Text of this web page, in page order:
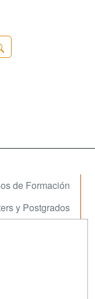
de Formación
y Postgrados